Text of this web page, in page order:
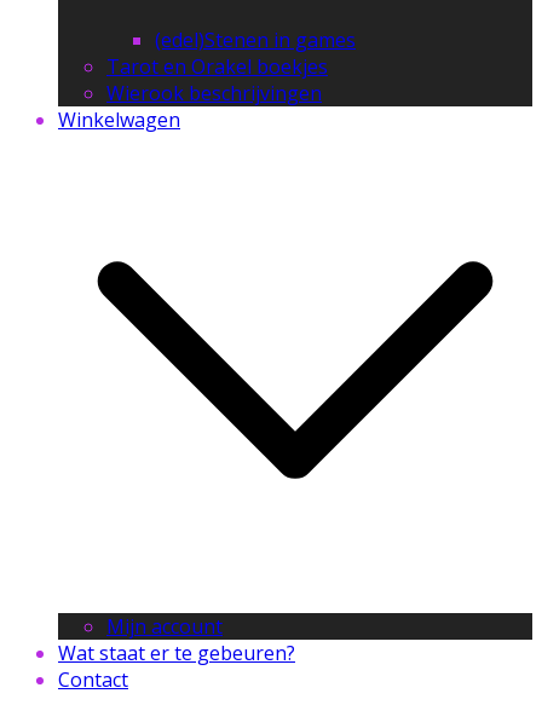
(edel)Stenen in games
Tarot en Orakel boekjes
Wierook beschrijvingen
Winkelwagen
Mijn account
Wat staat er te gebeuren?
Contact